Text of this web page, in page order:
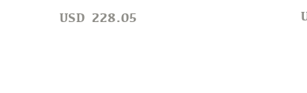
USD 228.05